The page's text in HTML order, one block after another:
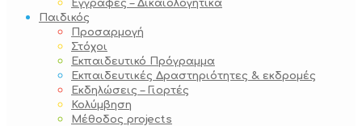
Εγγραφές – Δικαιολογητικά
Παιδικός
Προσαρμογή
Στόχοι
Εκπαιδευτικό Πρόγραμμα
Εκπαιδευτικές Δραστηριότητες & εκδρομές
Εκδηλώσεις – Γιορτές
Κολύμβηση
Μέθοδος projects